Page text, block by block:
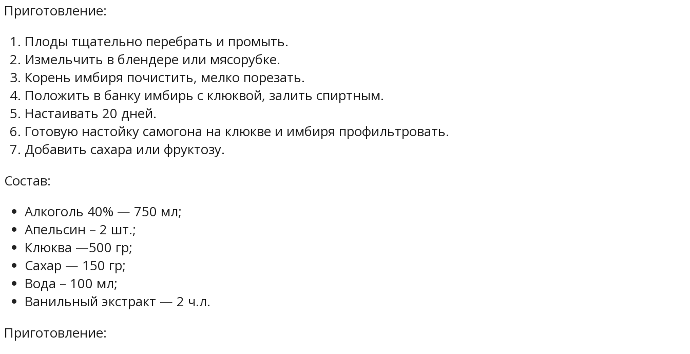
Приготовление:
Плоды тщательно перебрать и промыть.
Измельчить в блендере или мясорубке.
Корень имбиря почистить, мелко порезать.
Положить в банку имбирь с клюквой, залить спиртным.
Настаивать 20 дней.
Готовую настойку самогона на клюкве и имбиря профильтровать.
Добавить сахара или фруктозу.
Состав:
Алкоголь 40% — 750 мл;
Апельсин – 2 шт.;
Клюква —500 гр;
Сахар — 150 гр;
Вода – 100 мл;
Ванильный экстракт — 2 ч.л.
Приготовление: